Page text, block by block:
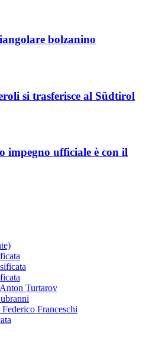
bolzanino
si trasferisce al Südtirol
impegno ufficiale è con il
Turtarov
Franceschi